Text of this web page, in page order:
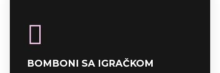
BOMBONI SA IGRAČKOM